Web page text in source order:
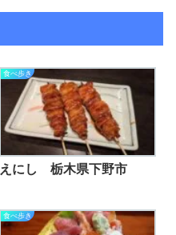
食べ歩き
えにし 栃木県下野市
食べ歩き